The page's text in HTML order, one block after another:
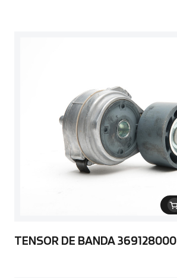
TENSOR DE BANDA 369128000